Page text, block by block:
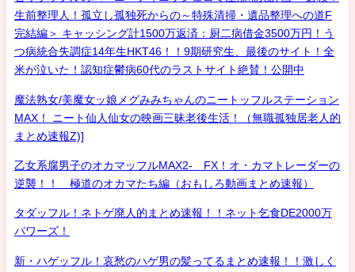
生前整理人！孤立し孤独死からの～特殊清掃・遺品整理への道F
完結編＞ キャッシング計1500万返済：厨二病借金3500万円！う
つ病統合失調症14年生HKT46！！9期研究生、最後のサイト！全
米が泣いた！認知症鬱病60代のラストサイト絶賛！公開中
魔法熟女/美魔女ッ娘メグみみちゃんのニートッフルステーション
MAX！ ニート仙人仙女の映画三昧老後生活！（無職孤独居老人的
まとめ速報Z)]
乙女系腐男子のオカマッフルMAX2- FX！オ・カマトレーダーの
逆襲！！ 極道のオカマたち編（おもしろ動画まとめ速報）
タダッフル！ネトゲ廃人的まとめ速報！！ネット乞食DE2000万
パワーズ！
新・ハゲッフル！哀愁のハゲ男の髪ってるまとめ速報！！激しく